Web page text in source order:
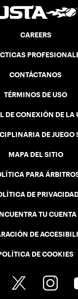
CAREERS
CONTÁCTANOS
TÉRMINOS DE USO
DE CONEXIÓN DE LA
DE JUEGO
MAPA DEL SITIO
PARA
DE
TU CUENTA
DE
DE COOKIES